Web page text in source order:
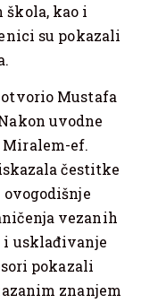
kao i
su pokazali
otvorio Mustafa
uvodne
ef.
čestitke
vezanih
i usklađivanje
pokazali
znanjem